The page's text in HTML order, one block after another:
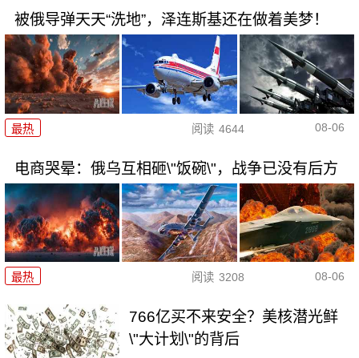
被俄导弹天天“洗地”，泽连斯基还在做着美梦！
最热 阅读 4644 08-06
电商哭晕：俄乌互相砸\"饭碗\"，战争已没有后方
最热 阅读 3208 08-06
766亿买不来安全？美核潜光鲜
\"大计划\"的背后